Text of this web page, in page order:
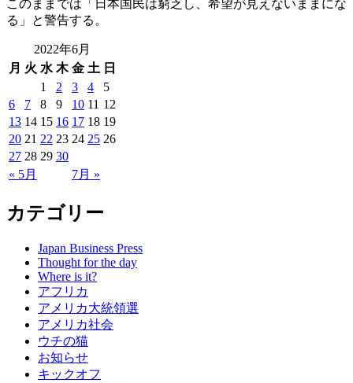
このままでは「日本国民は窮乏し、希望が見えないままにな
る」と警告する。
2022年6月
月 火 水 木 金 土 日
« 5月 7月 »
1 2 3 4
5
6
7 8 9 10 11 12
13 14 15 16 17 18 19
20 21 22 23 24 25 26
27 28 29 30
カテゴリー
Japan Business Press
Thought for the day
Where is it?
アフリカ
アメリカ大統領選
アメリカ社会
ウチの猫
お知らせ
キックオフ